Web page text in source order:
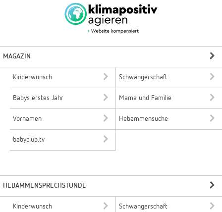
MAGAZIN
Kinderwunsch Schwangerschaft
Babys erstes Jahr Mama und Familie
Vornamen Hebammensuche
babyclub.tv
HEBAMMENSPRECHSTUNDE
Kinderwunsch Schwangerschaft